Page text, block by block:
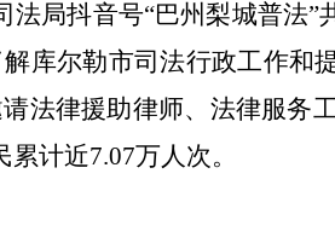
法局抖音号“巴州梨城普法”
库尔勒市司法行政工作和
法律援助律师、法律服务
累计近7.07万人次。